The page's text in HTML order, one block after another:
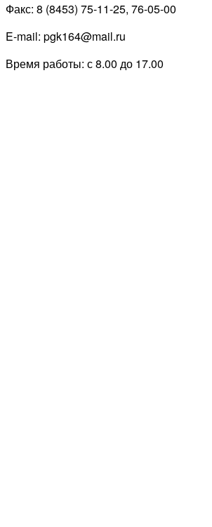
Факс: 8 (8453) 75-11-25, 76-05-00
E-mail: pgk164@mail.ru
Время работы: с 8.00 до 17.00